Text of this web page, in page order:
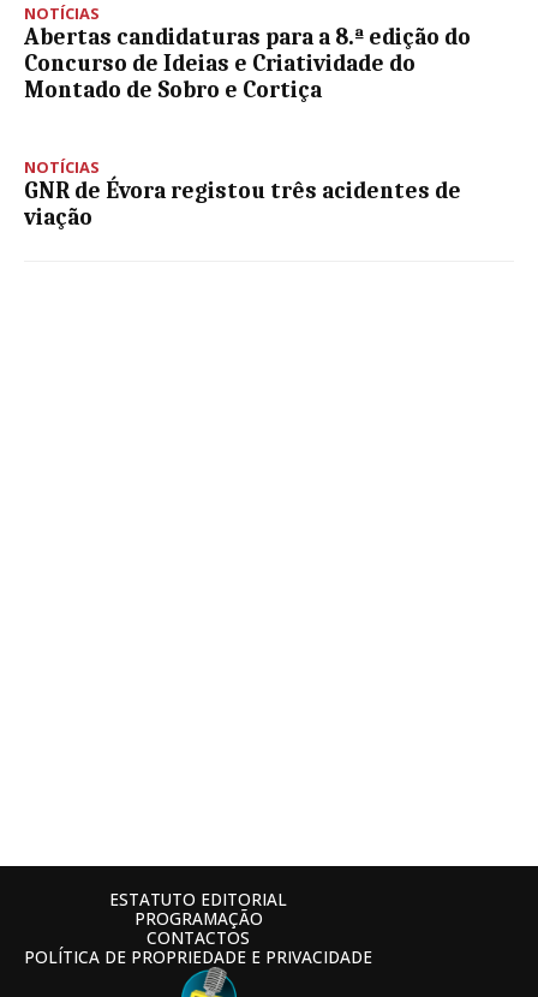
NOTÍCIAS
Abertas candidaturas para a 8.ª edição do
Concurso de Ideias e Criatividade do
Montado de Sobro e Cortiça
NOTÍCIAS
GNR de Évora registou três acidentes de
viação
ESTATUTO EDITORIAL
PROGRAMAÇÃO
CONTACTOS
POLÍTICA DE PROPRIEDADE E PRIVACIDADE